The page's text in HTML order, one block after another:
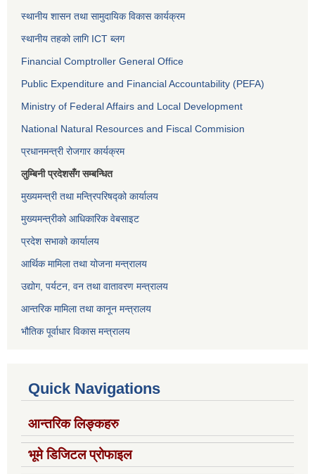
स्थानीय शासन तथा सामुदायिक विकास कार्यक्रम
स्थानीय तहको लागि ICT ब्लग
Financial Comptroller General Office
Public Expenditure and Financial Accountability (PEFA)
Ministry of Federal Affairs and Local Development
National Natural Resources and Fiscal Commision
प्रधानमन्त्री रोजगार कार्यक्रम
लुम्बिनी प्रदेशसँग सम्बन्धित
मुख्यमन्त्री तथा मन्त्रिपरिषद्को कार्यालय
मुख्यमन्त्रीको आधिकारिक वेबसाइट
प्रदेश सभाको कार्यालय
आर्थिक मामिला तथा योजना मन्त्रालय
उद्योग, पर्यटन, वन तथा वातावरण मन्त्रालय
आन्तरिक मामिला तथा कानून मन्त्रालय
भौतिक पूर्वाधार विकास मन्त्रालय
Quick Navigations
आन्तरिक लिङ्कहरु
भूमे डिजिटल प्रोफाइल